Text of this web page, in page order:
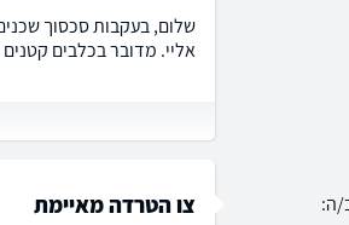
שלום, בעקבות סכסוך
אליי. מדובר בכלבים
ה: צו הטרדה מאיימת